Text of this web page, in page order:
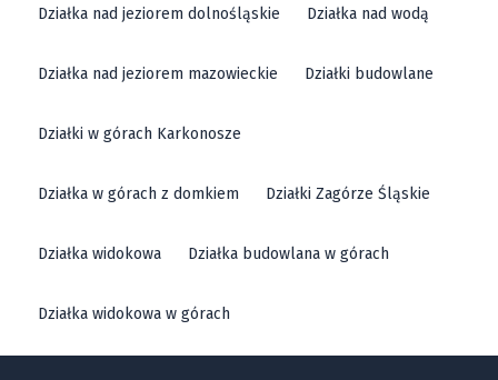
Działka nad jeziorem dolnośląskie Działka nad wodą
Działka nad jeziorem mazowieckie Działki budowlane
Działki w górach Karkonosze
Działka w górach z domkiem Działki Zagórze Śląskie
Działka widokowa Działka budowlana w górach
Działka widokowa w górach